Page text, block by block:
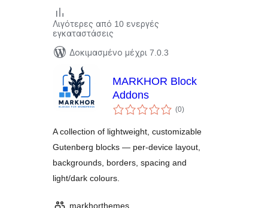
Λιγότερες από 10 ενεργές
εγκαταστάσεις
Δοκιμασμένο μέχρι 7.0.3
MARKHOR Block
Addons
(0αξιολογήσεις
σύνολο
)
A collection of lightweight, customizable
Gutenberg blocks — per-device layout,
backgrounds, borders, spacing and
light/dark colours.
markhorthemes